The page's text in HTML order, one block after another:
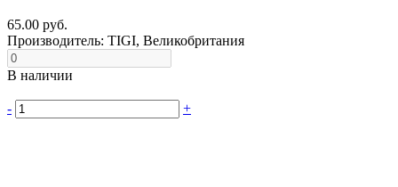
65.00 руб.
Производитель: TIGI, Великобритания
В наличии
- +